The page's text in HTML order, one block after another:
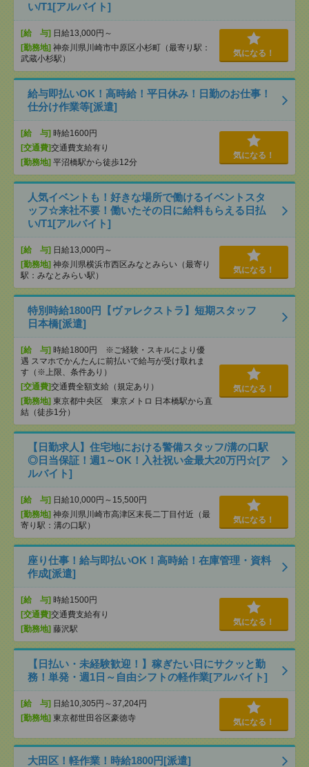
い/T1[アルバイト]
[給 与] 日給13,000円～
[勤務地] 神奈川県川崎市中原区小杉町（最寄り駅：
武蔵小杉駅）
気になる！
給与即払いOK！高時給！平日休み！日勤のお仕事！
仕分け作業等[派遣]
[給 与] 時給1600円
[交通費]交通費支給有り
[勤務地] 平沼橋駅から徒歩12分
気になる！
人気イベントも！好きな場所で働けるイベントスタ
ッフ☆来社不要！働いたその日に給料もらえる日払
い/T1[アルバイト]
[給 与] 日給13,000円～
[勤務地] 神奈川県横浜市西区みなとみらい（最寄り
駅：みなとみらい駅）
気になる！
特別時給1800円【ヴァレクストラ】短期スタッフ
日本橋[派遣]
[給 与] 時給1800円 ※ご経験・スキルにより優
遇 スマホでかんたんに前払いで給与が受け取れま
す（※上限、条件あり）
[交通費]交通費全額支給（規定あり）
[勤務地] 東京都中央区 東京メトロ 日本橋駅から直
結（徒歩1分）
気になる！
【日勤求人】住宅地における警備スタッフ/溝の口駅
◎日当保証！週1～OK！入社祝い金最大20万円☆[ア
ルバイト]
[給 与] 日給10,000円～15,500円
[勤務地] 神奈川県川崎市高津区末長二丁目付近（最
寄り駅：溝の口駅）
気になる！
座り仕事！給与即払いOK！高時給！在庫管理・資料
作成[派遣]
[給 与] 時給1500円
[交通費]交通費支給有り
[勤務地] 藤沢駅
気になる！
【日払い・未経験歓迎！】稼ぎたい日にサクッと勤
務！単発・週1日～自由シフトの軽作業[アルバイト]
[給 与] 日給10,305円～37,204円
[勤務地] 東京都世田谷区豪徳寺 気になる！
大田区！軽作業！時給1800円[派遣]